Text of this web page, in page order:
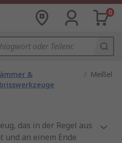
0
&
/ Meißel
das in der Regel aus
und an einem Ende